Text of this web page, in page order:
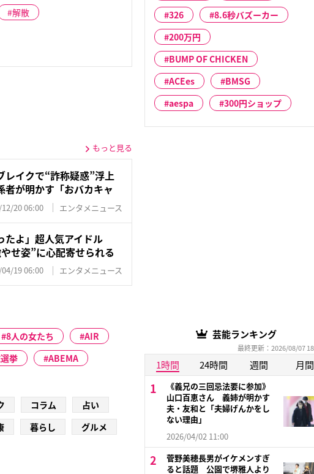
解散
もっと見る
イクで“詐称疑惑”浮上
者が明かす「おバカキャ
20 06:00 エンタメニュース
たよ」超人気アイドル
せ姿”に心配寄せられる
19 06:00 エンタメニュース
8人の女たち
AIR
挙 ABEMA
コラム
占い
暮らし グルメ
326
8.6秒バズーカー
200万円
BUMP OF CHICKEN
ACEes
BMSG
aespa
300円ショップ
芸能ランキング
最終更新：2026/08/07
1時間 24時間 週間 月間
《義兄の三回忌法要に参加》
山口百恵さん 義姉が明かす
夫・友和と「夫婦げんかをし
ない理由」
2026/04/02 11:00
菅野美穂長男がイケメンすぎ
ると話題 公園で堺雅人より